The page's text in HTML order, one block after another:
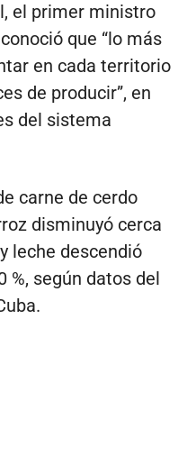
el primer ministro
que “lo más
en cada territorio
de producir”, en
del sistema
carne de cerdo
disminuyó cerca
leche descendió
%, según datos del